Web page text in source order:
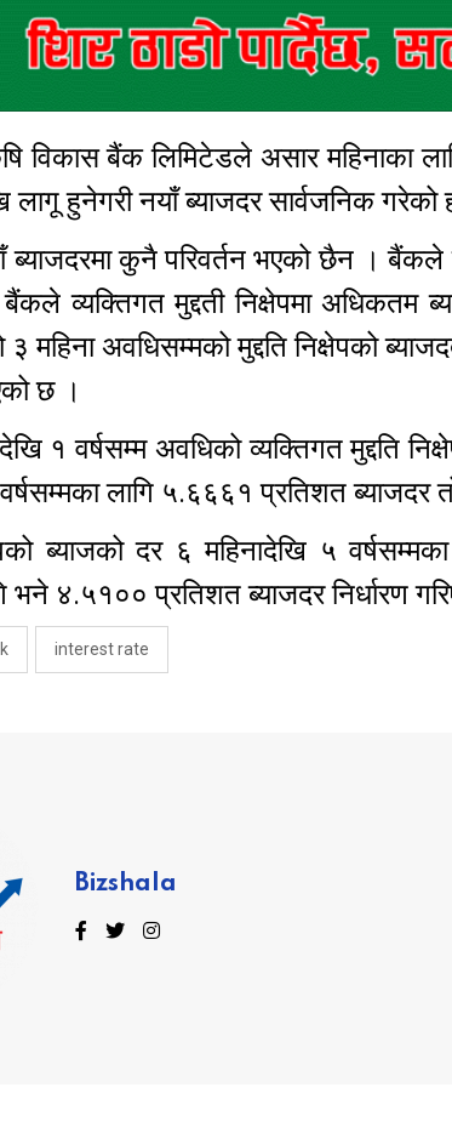
विकास बैंक लिमिटेडले असार महिनाका
हुनेगरी नयाँ ब्याजदर सार्वजनिक गरेको
कुनै परिवर्तन भएको छैन । बैंकले
व्यक्तिगत मुद्दती निक्षेपमा
३ महिना अवधिसम्मको मुद्दति निक्षेपको
छ ।
१ वर्षसम्म अवधिको व्यक्तिगत मुद्दति
लागि ५.६६६१ प्रतिशत ब्याजदर
ब्याजको दर ६ महिनादेखि ५
भने ४.५१०० प्रतिशत ब्याजदर निर्धारण
interest rate
Bizshala